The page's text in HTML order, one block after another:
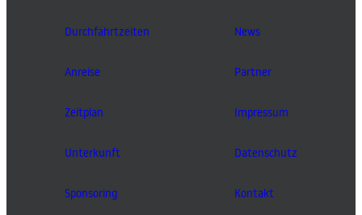
Durchfahrtzeiten
Anreise
Zeitplan
Unterkunft
Sponsoring
News
Partner
Impressum
Datenschutz
Kontakt